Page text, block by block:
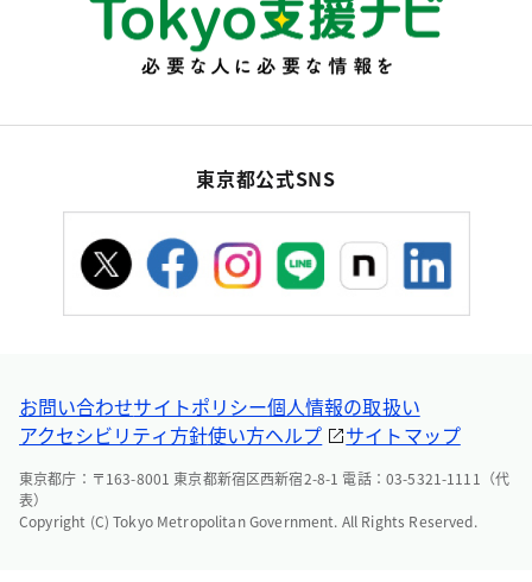
東京都公式SNS
お問い合わせサイトポリシー個人情報の取扱い
アクセシビリティ方針使い方ヘルプ サイトマップ
東京都庁：〒163-8001 東京都新宿区西新宿2-8-1 電話：03-5321-1111（代
表）
Copyright (C) Tokyo Metropolitan Government. All Rights Reserved.